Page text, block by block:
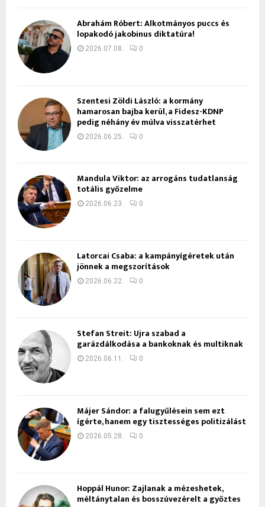
Ábrahám Róbert: Alkotmányos puccs és
lopakodó jakobinus diktatúra!
2026.07.08. 0
Szentesi Zöldi László: a kormány
hamarosan bajba kerül, a Fidesz-KDNP
pedig néhány év múlva visszatérhet
2026.06.25. 0
Mandula Viktor: az arrogáns tudatlanság
totális győzelme
2026.06.23. 0
Latorcai Csaba: a kampányígéretek után
jönnek a megszorítások
2026.06.22. 0
Stefan Streit: Újra szabad a
garázdálkodása a bankoknak és multiknak
2026.06.11. 0
Májer Sándor: a falugyűlésein sem ezt
ígérte, hanem egy tisztességes politizálást
2026.05.28. 0
Hoppál Hunor: Zajlanak a mézeshetek,
méltánytalan és bosszúvezérelt a győztes